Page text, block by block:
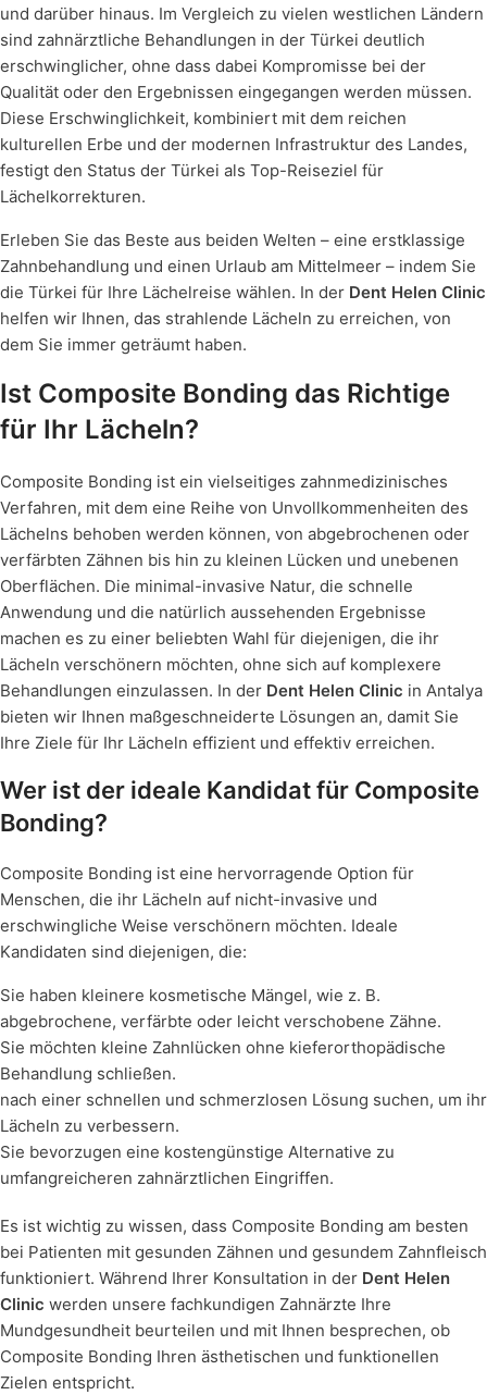
und darüber hinaus. Im Vergleich zu vielen westlichen Ländern
sind zahnärztliche Behandlungen in der Türkei deutlich
erschwinglicher, ohne dass dabei Kompromisse bei der
Qualität oder den Ergebnissen eingegangen werden müssen.
Diese Erschwinglichkeit, kombiniert mit dem reichen
kulturellen Erbe und der modernen Infrastruktur des Landes,
festigt den Status der Türkei als Top-Reiseziel für
Lächelkorrekturen.
Erleben Sie das Beste aus beiden Welten – eine erstklassige
Zahnbehandlung und einen Urlaub am Mittelmeer – indem Sie
die Türkei für Ihre Lächelreise wählen. In der Dent Helen Clinic
helfen wir Ihnen, das strahlende Lächeln zu erreichen, von
dem Sie immer geträumt haben.
Ist Composite Bonding das Richtige
für Ihr Lächeln?
Composite Bonding ist ein vielseitiges zahnmedizinisches
Verfahren, mit dem eine Reihe von Unvollkommenheiten des
Lächelns behoben werden können, von abgebrochenen oder
verfärbten Zähnen bis hin zu kleinen Lücken und unebenen
Oberflächen. Die minimal-invasive Natur, die schnelle
Anwendung und die natürlich aussehenden Ergebnisse
machen es zu einer beliebten Wahl für diejenigen, die ihr
Lächeln verschönern möchten, ohne sich auf komplexere
Behandlungen einzulassen. In der Dent Helen Clinic in Antalya
bieten wir Ihnen maßgeschneiderte Lösungen an, damit Sie
Ihre Ziele für Ihr Lächeln effizient und effektiv erreichen.
Wer ist der ideale Kandidat für Composite
Bonding?
Composite Bonding ist eine hervorragende Option für
Menschen, die ihr Lächeln auf nicht-invasive und
erschwingliche Weise verschönern möchten. Ideale
Kandidaten sind diejenigen, die:
Sie haben kleinere kosmetische Mängel, wie z. B.
abgebrochene, verfärbte oder leicht verschobene Zähne.
Sie möchten kleine Zahnlücken ohne kieferorthopädische
Behandlung schließen.
nach einer schnellen und schmerzlosen Lösung suchen, um ihr
Lächeln zu verbessern.
Sie bevorzugen eine kostengünstige Alternative zu
umfangreicheren zahnärztlichen Eingriffen.
Es ist wichtig zu wissen, dass Composite Bonding am besten
bei Patienten mit gesunden Zähnen und gesundem Zahnfleisch
funktioniert. Während Ihrer Konsultation in der Dent Helen
Clinic werden unsere fachkundigen Zahnärzte Ihre
Mundgesundheit beurteilen und mit Ihnen besprechen, ob
Composite Bonding Ihren ästhetischen und funktionellen
Zielen entspricht.